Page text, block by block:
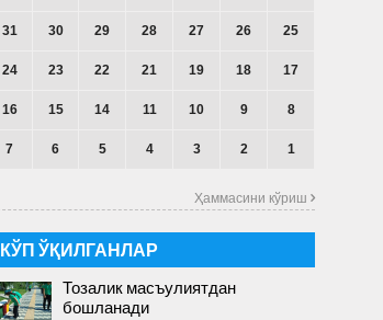
31 30 29 28 27 26 25
24 23 22 21 19 18 17
16 15 14 11 10 9 8
7 6 5 4 3 2 1
Ҳаммасини кўриш 
КЎП ЎҚИЛГАНЛАР
Тозалик масъулиятдан
бошланади